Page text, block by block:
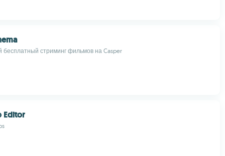
бесплатный стриминг фильмов на Casper
Editor